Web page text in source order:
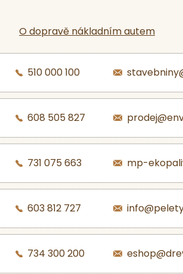
O dopravě nákladním autem
510 000 100
608 505 827
731 075 663 mp-
603 812 727
734 300 200